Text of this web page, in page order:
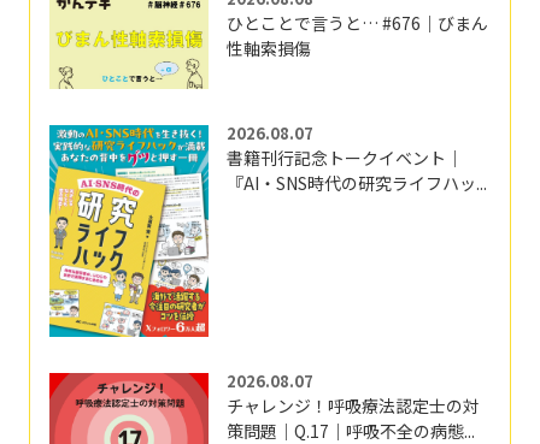
ひとことで言うと… #676｜びまん
性軸索損傷
2026.08.07
書籍刊行記念トークイベント｜
『AI・SNS時代の研究ライフハッ...
2026.08.07
チャレンジ！呼吸療法認定士の対
策問題｜Q.17｜呼吸不全の病態...